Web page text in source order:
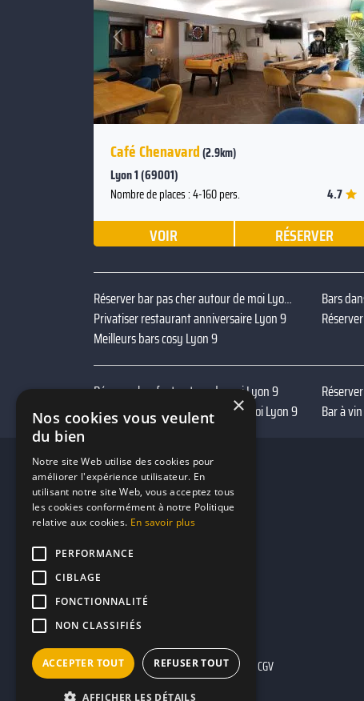
Précédent
Suivant
Café Chenavard(2.9km)
Lyon 1 (69001)
Nombre de places : 4-160 pers. 4.7
VOIR RÉSERVER
Réserver bar pas cher autour de moi Lyon 9 Bars
Privatiser restaurant anniversaire Lyon 9
Meilleurs bars cosy Lyon 9
Réserver bar foot autour de moi Lyon 9
Réserver bar terrasse autour de moi Lyon 9
Bar à
Mentions légales CGU CGV
×
Nos cookies vous veulent
du bien
Notre site Web utilise des cookies pour
améliorer l'expérience utilisateur. En
utilisant notre site Web, vous acceptez tous
les cookies conformément à notre Politique
relative aux cookies. En savoir plus
PERFORMANCE
CIBLAGE
FONCTIONNALITÉ
NON CLASSIFIÉS
ACCEPTER TOUT REFUSER TOUT
AFFICHER LES DÉTAILS